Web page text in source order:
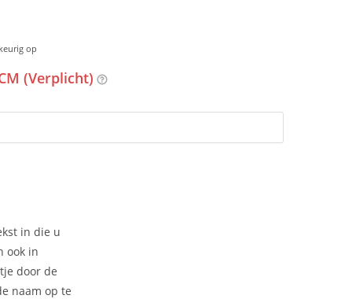
op
(Verplicht)
in die u
ook in
door de
naam op te